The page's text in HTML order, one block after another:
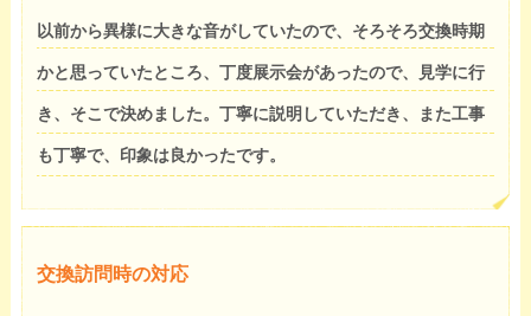
以前から異様に大きな音がしていたので、そろそろ交換時期
かと思っていたところ、丁度展示会があったので、見学に行
き、そこで決めました。丁寧に説明していただき、また工事
も丁寧で、印象は良かったです。
交換訪問時の対応